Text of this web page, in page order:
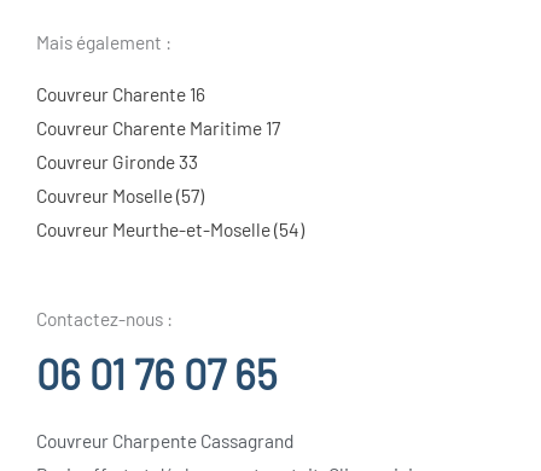
Mais également :
Couvreur Charente 16
Couvreur Charente Maritime 17
Couvreur Gironde 33
Couvreur Moselle (57)
Couvreur Meurthe-et-Moselle (54)
Contactez-nous :
06 01 76 07 65
Couvreur Charpente Cassagrand